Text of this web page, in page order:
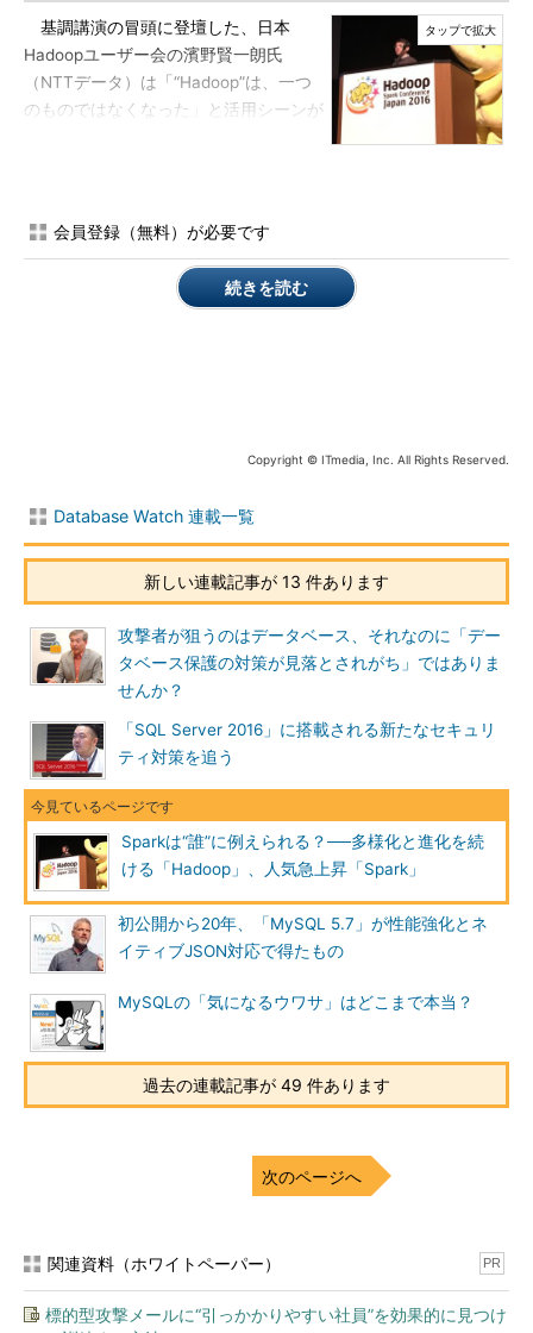
基調講演の冒頭に登壇した、日本
Hadoopユーザー会の濱野賢一朗氏
（NTTデータ）は「“Hadoop”は、一つ
のものではなくなった」と活用シーンが
Hadoopは、主に分散ファイルシステム「HDFS（Hadoop
Distributed File System）」と、並列分散処理を行う
「MapReduce」で構成されます。
い・使えない」？ 越えられない壁が
ある理由と打開策を整理する
（参考記事） Apache Sparkに注力す
（参考記事）GoogleのMapReduceア
近年は、Hadoopの関連プロダクトであるリソース管理機構
「YARN（Yet Another Resource Negotiator）」も急速に広まっ
ています。イベントのアンケート結果では、回答者の約6割が既
に使っていると答えたそうです。
もともとYARNは、メモリやCPUなどのリソース管理を行うも
のでした。しかし、近年は処理系のマスターも管理できるように
発展し、多様な分散アプリケーションを実行するための基盤とな
りつつあります。Hadoopコミッターの小沢健史氏は、「（YARN
が出てきたことで、）得意なことを、得意なものに任せる環境が
整ってきた」と現状を説明しました。
ェアイノベーションセンタ）（写真＝右）と、鯵
会員登録（無料）が必要です
続きを読む
Copyright © ITmedia, Inc. All Rights Reserved.
Database Watch 連載一覧
新しい連載記事が 13 件あります
攻撃者が狙うのはデータベース、それなのに「デー
タベース保護の対策が見落とされがち」ではありま
せんか？
「SQL Server 2016」に搭載される新たなセキュリ
ティ対策を追う
Sparkは“誰”に例えられる？──多様化と進化を続
ける「Hadoop」、人気急上昇「Spark」
初公開から20年、「MySQL 5.7」が性能強化とネ
イティブJSON対応で得たもの
MySQLの「気になるウワサ」はどこまで本当？
過去の連載記事が 49 件あります
次のページへ
関連資料（ホワイトペーパー） PR
標的型攻撃メールに“引っかかりやすい社員”を効果的に見つけ